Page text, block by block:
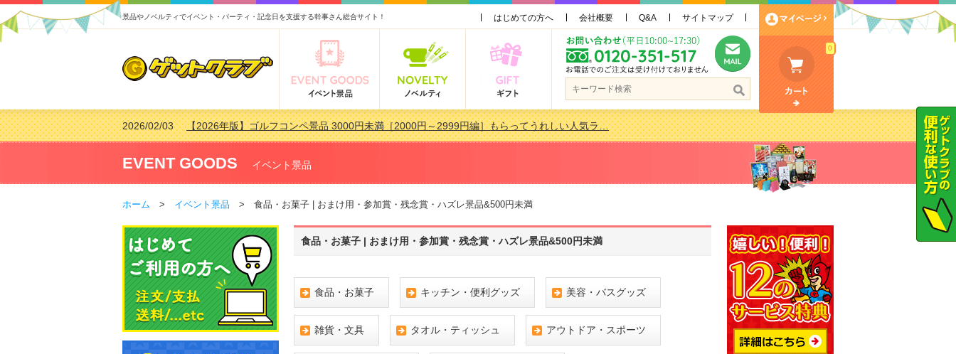
景品やノベルティでイベント・パーティ・記念日を支援する幹事さん総合サイト！ はじめての方へ 会社概要 Q&A サイトマップ
0
2026/02/03【2026年版】ゴルフコンペ景品 3000円未満［2000円～2999円編］もらってうれしい人気ラ…
2026/07/15【2026年版】ビンゴゲーム景品おすすめ金額別人気ランキング 更新しました！
2026/04/03【2026年版】ゴルフコンペ景品 3000円未満［2000円～2999円編］もらってうれしい人気ラ…
2026/02/16【2026年版】結婚式の二次会で貰って嬉しい景品とは？ 更新しました！
EVENT GOODS イベント景品
ホーム > イベント景品 > 食品・お菓子 | おまけ用・参加賞・残念賞・ハズレ景品&500円未満
食品・お菓子 | おまけ用・参加賞・残念賞・ハズレ景品&500円未満
食品・お菓子 キッチン・便利グッズ 美容・バスグッズ
雑貨・文具 タオル・ティッシュ アウトドア・スポーツ